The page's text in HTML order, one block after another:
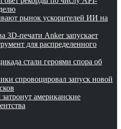
рынок ускорителей ИИ на
3D-печати Anker запускает
для распределенного
стали героями спора об
спровоцировал запуск новой
американские